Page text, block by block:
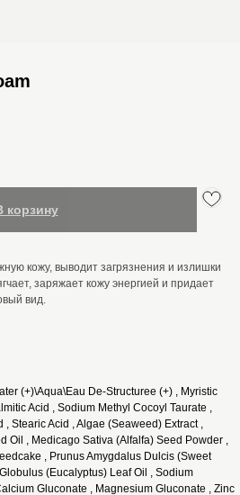
корзину
кожу, выводит загрязнения и излишки
заряжает кожу энергией и придает
вид.
(+)\Aqua\Eau De-Structuree (+) , Myristic
Acid , Sodium Methyl Cocoyl Taurate ,
, Stearic Acid , Algae (Seaweed) Extract ,
Oil , Medicago Sativa (Alfalfa) Seed Powder ,
, Prunus Amygdalus Dulcis (Sweet
(Eucalyptus) Leaf Oil , Sodium
Gluconate , Magnesium Gluconate , Zinc